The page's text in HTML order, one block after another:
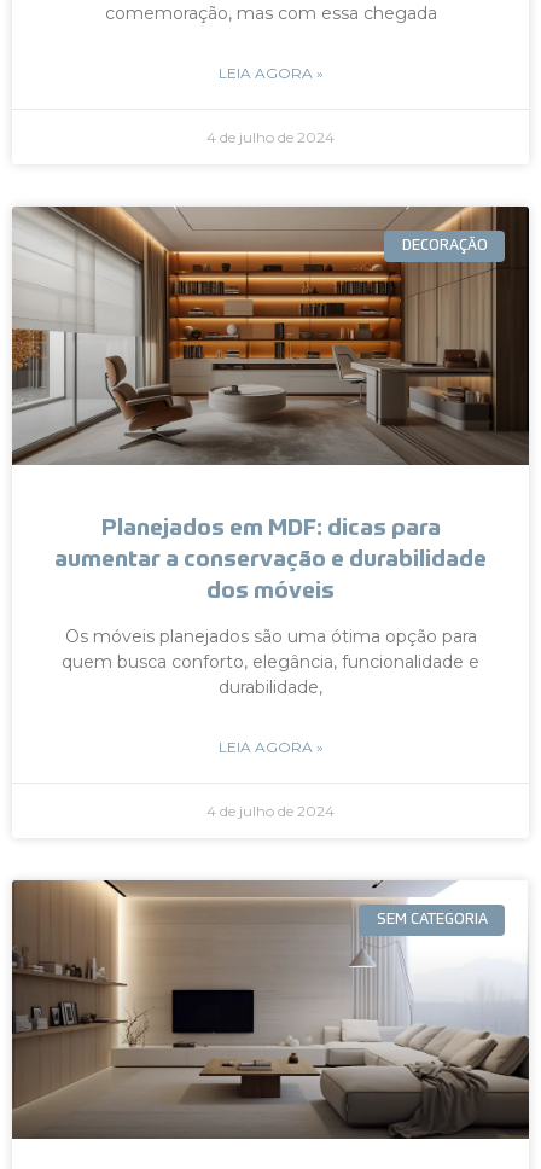
comemoração, mas com essa chegada
LEIA AGORA »
4 de julho de 2024
DECORAÇÃO
Planejados em MDF: dicas para
aumentar a conservação e durabilidade
dos móveis
Os móveis planejados são uma ótima opção para
quem busca conforto, elegância, funcionalidade e
durabilidade,
LEIA AGORA »
4 de julho de 2024
SEM CATEGORIA